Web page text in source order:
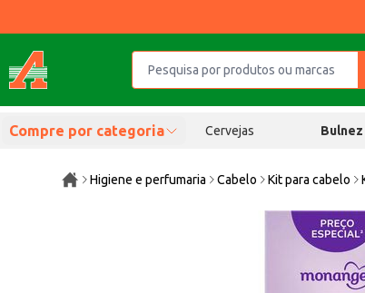
Compre por categoria Cervejas Bulnez
Higiene e perfumaria Cabelo Kit para cabelo